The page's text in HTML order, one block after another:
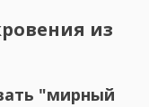
из
"мирный